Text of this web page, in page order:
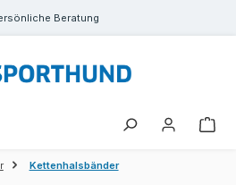
Beratung
Kettenhalsbänder